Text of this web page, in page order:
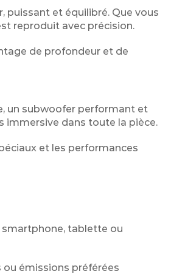
puissant et équilibré. Que vous
reproduit avec précision.
de profondeur et de
un subwoofer performant et
immersive dans toute la pièce.
et les performances
tablette ou
émissions préférées